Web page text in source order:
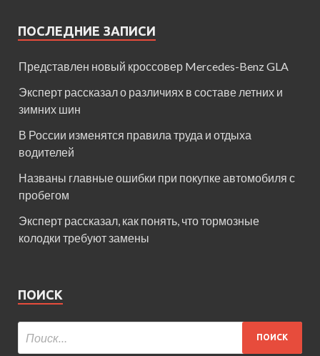
ПОСЛЕДНИЕ ЗАПИСИ
Представлен новый кроссовер Mercedes-Benz GLA
Эксперт рассказал о различиях в составе летних и
зимних шин
В России изменятся правила труда и отдыха
водителей
Названы главные ошибки при покупке автомобиля с
пробегом
Эксперт рассказал, как понять, что тормозные
колодки требуют замены
ПОИСК